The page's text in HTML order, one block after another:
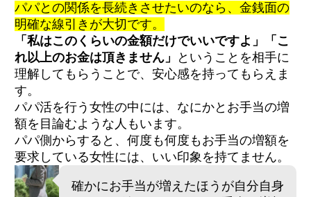
パパとの関係を長続きさせたいのなら、金銭面の
明確な線引きが大切です。
「私はこのくらいの金額だけでいいですよ」「こ
れ以上のお金は頂きません」
ということを相手に
理解してもらうことで、安心感を持ってもらえま
す。
パパ活を行う女性の中には、なにかとお手当の増
額を目論むような人もいます。
パパ側からすると、何度も何度もお手当の増額を
要求している女性には、いい印象を持てません。
確かにお手当が増えたほうが自分自身